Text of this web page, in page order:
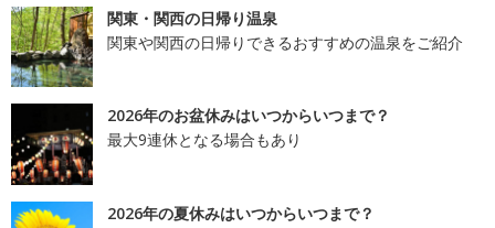
関東・関西の日帰り温泉
関東や関西の日帰りできるおすすめの温泉をご紹介
2026年のお盆休みはいつからいつまで？
最大9連休となる場合もあり
2026年の夏休みはいつからいつまで？